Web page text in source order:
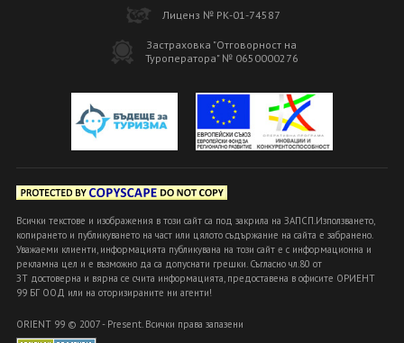
Лиценз № РК-01-74587
Застраховка "Отговорност на
Туроператора" № 0650000276
Всички текстове и изображения в този сайт са под закрила на ЗАПСП.Използването,
копирането и публикуването на част или цялото съдържание на сайта е забранено.
Уважаеми клиенти, информацията публикувана на този сайт е с информационна и
рекламна цел и е възможно да са допуснати грешки. Съгласно чл.80 от
ЗТ достоверна и вярна се счита информацията, предоставена в офисите ОРИЕНТ
99 БГ ООД или на оторизираните ни агенти!
ORIENT 99 © 2007 - Present. Всички права запазени